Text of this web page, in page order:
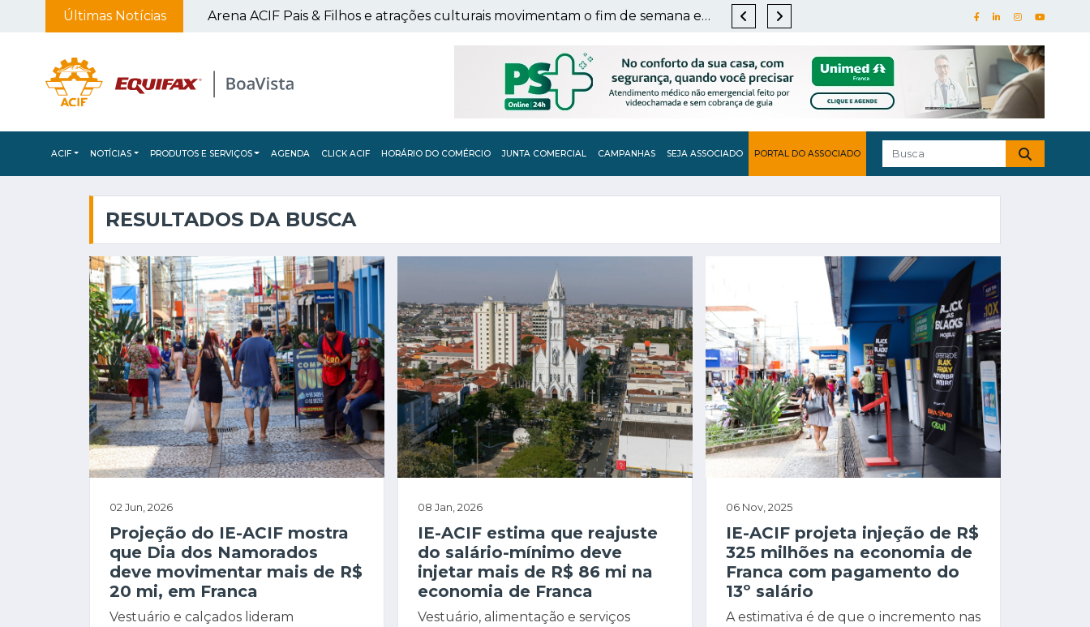
Últimas Notícias Arena ACIF Pais & Filhos e atrações culturais movimentam o fim de semana em Franca
ACIF NOTÍCIAS PRODUTOS E SERVIÇOS AGENDA CLICK ACIF HORÁRIO DO COMÉRCIO JUNTA COMERCIAL CAMPANHAS SEJA ASSOCIADO PORTAL DO ASSOCIADO
RESULTADOS DA BUSCA
02 Jun, 2026
Projeção do IE-ACIF mostra
que Dia dos Namorados
deve movimentar mais de R$
20 mi, em Franca
Vestuário e calçados lideram
08 Jan, 2026
IE-ACIF estima que reajuste
do salário-mínimo deve
injetar mais de R$ 86 mi na
economia de Franca
Vestuário, alimentação e serviços
06 Nov, 2025
IE-ACIF projeta injeção de R$
325 milhões na economia de
Franca com pagamento do
13º salário
A estimativa é de que o incremento nas